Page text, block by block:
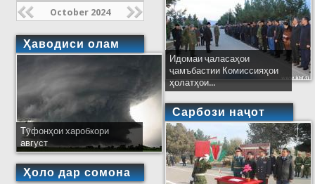
October 2024
Ҳаводиси олам
Тӯфонҳои харобкори
август
Ҳоло дар сомона
Идомаи ҷаласаҳои
ҷамъбастии Комиссияҳои
ҳолатҳои...
Сарбози наҷот